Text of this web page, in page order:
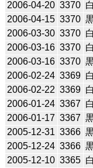
2006-04-20 3370
2006-04-15 3370
2006-03-30 3370
2006-03-16 3370
2006-03-16 3370
2006-02-24 3369
2006-02-22 3369
2006-01-24 3367
2006-01-17 3367
2005-12-31 3366
2005-12-24 3366
2005-12-10 3365